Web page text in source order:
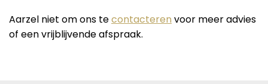
Aarzel niet om ons tecontacteren voor meer advies
of een vrijblijvende afspraak.